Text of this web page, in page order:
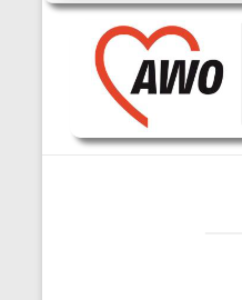
Ortsverein
Wülfrath